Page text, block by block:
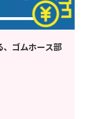
、ゴムホース部